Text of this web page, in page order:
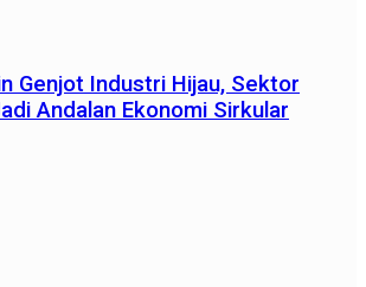
Genjot Industri Hijau, Sektor
Andalan Ekonomi Sirkular